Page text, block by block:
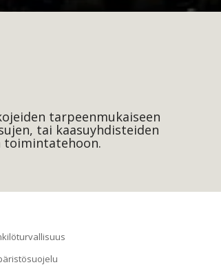
tarpeenmukaiseen
tai kaasuyhdisteiden
toimintatehoon.